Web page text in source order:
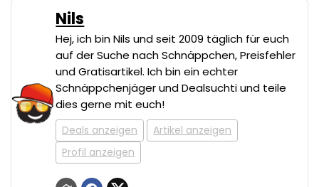
Nils
Hej, ich bin Nils und seit 2009 täglich für euch
auf der Suche nach Schnäppchen, Preisfehler
und Gratisartikel. Ich bin ein echter
Schnäppchenjäger und Dealsuchti und teile
dies gerne mit euch!
Deals anzeigen
Artikel anzeigen
Profil anzeigen